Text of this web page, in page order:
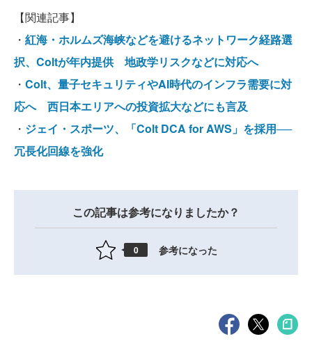
【関連記事】
・ 紅海・ホルムズ海峡などを避けるネットワーク経路選
択、Coltが年内提供 地政学リスクなどに対応へ
・ Colt、量子セキュリティやAI時代のインフラ需要に対
応へ 西日本エリアへの投資拡大などにも言及
・ ジェイ・スポーツ、「Colt DCA for AWS」を採用──
冗長化回線を強化
この記事は参考になりましたか？
0 参考になった